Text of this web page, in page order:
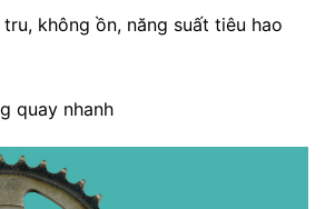
không ồn, năng suất tiêu hao
quay nhanh